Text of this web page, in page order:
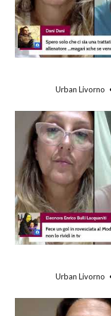
Urban Livorno
Urban Livorno